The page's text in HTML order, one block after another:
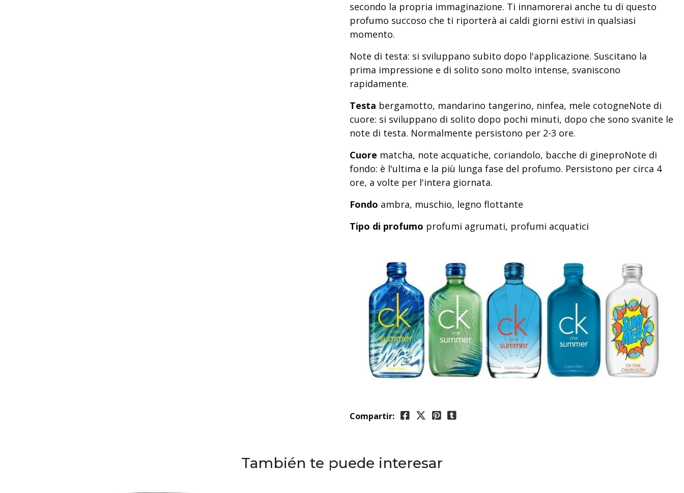
secondo la propria immaginazione. Ti innamorerai anche tu di questo
profumo succoso che ti riporterà ai caldi giorni estivi in qualsiasi
momento.
Note di testa: si sviluppano subito dopo l'applicazione. Suscitano la
prima impressione e di solito sono molto intense, svaniscono
rapidamente.
Testa bergamotto, mandarino tangerino, ninfea, mele cotogneNote di
cuore: si sviluppano di solito dopo pochi minuti, dopo che sono svanite le
note di testa. Normalmente persistono per 2-3 ore.
Cuore matcha, note acquatiche, coriandolo, bacche di gineproNote di
fondo: è l'ultima e la più lunga fase del profumo. Persistono per circa 4
ore, a volte per l'intera giornata.
Fondo ambra, muschio, legno flottante
Tipo di profumo profumi agrumati, profumi acquatici
Compartir:
También te puede interesar